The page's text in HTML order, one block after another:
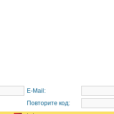
E-Mail:
Повторите код: